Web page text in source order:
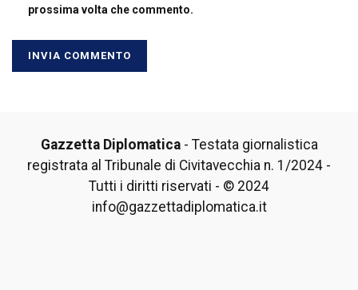
prossima volta che commento.
Gazzetta Diplomatica- Testata giornalistica
registrata al Tribunale di Civitavecchia n. 1/2024 -
Tutti i diritti riservati - © 2024
info@gazzettadiplomatica.it